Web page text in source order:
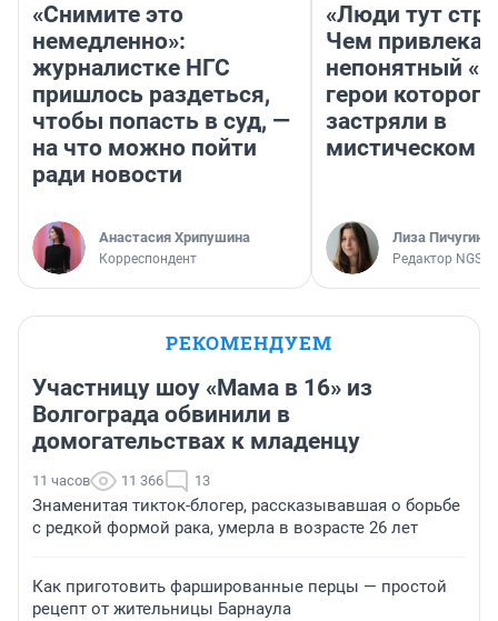
«Снимите это
немедленно»:
журналистке НГС
пришлось раздеться,
чтобы попасть в суд, —
на что можно пойти
ради новости
Анастасия Хрипушина
Корреспондент
«Люди тут
Чем
непонятный
герои которого
застряли в
мистическом
Лиза Пичугина
Редактор
РЕКОМЕНДУЕМ
Участницу шоу «Мама в 16» из
Волгограда обвинили в
домогательствах к младенцу
11 часов 11 366 13
Знаменитая тикток-блогер, рассказывавшая о борьбе
с редкой формой рака, умерла в возрасте 26 лет
Как приготовить фаршированные перцы — простой
рецепт от жительницы Барнаула